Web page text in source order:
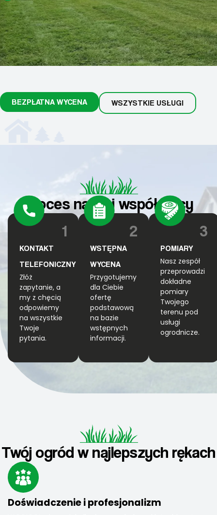
BEZPŁATNA WYCENA WSZYSTKIE USŁUGI
Proces naszej współpracy
1
KONTAKT
TELEFONICZNY
Złóż
zapytanie, a
my z chęcią
odpowiemy
na wszystkie
Twoje
pytania.
2
WSTĘPNA
WYCENA
Przygotujemy
dla Ciebie
ofertę
podstawową
na bazie
wstępnych
informacji.
3
POMIARY
Nasz zespół
przeprowadzi
dokładne
pomiary
Twojego
terenu pod
usługi
ogrodnicze.
Twój ogród w najlepszych rękach
Doświadczenie i profesjonalizm